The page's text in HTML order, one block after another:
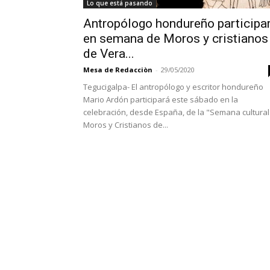
Lo que está pasando
Antropólogo hondureño
en semana de Moros y cristianos
de Vera...
Mesa de Redacciòn - 29/05/2020
Tegucigalpa- El antropólogo y escritor hondureño
Mario Ardón participará este sábado en la
celebración, desde España, de la "Semana cultural
Moros y Cristianos de...